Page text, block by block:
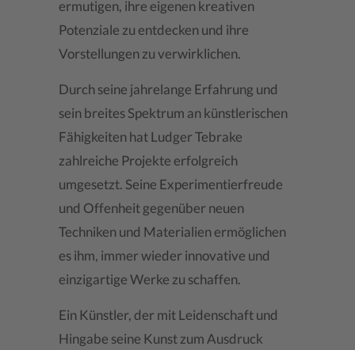
ermutigen, ihre eigenen kreativen
Potenziale zu entdecken und ihre
Vorstellungen zu verwirklichen.
Durch seine jahrelange Erfahrung und
sein breites Spektrum an künstlerischen
Fähigkeiten hat Ludger Tebrake
zahlreiche Projekte erfolgreich
umgesetzt. Seine Experimentierfreude
und Offenheit gegenüber neuen
Techniken und Materialien ermöglichen
es ihm, immer wieder innovative und
einzigartige Werke zu schaffen.
Ein Künstler, der mit Leidenschaft und
Hingabe seine Kunst zum Ausdruck